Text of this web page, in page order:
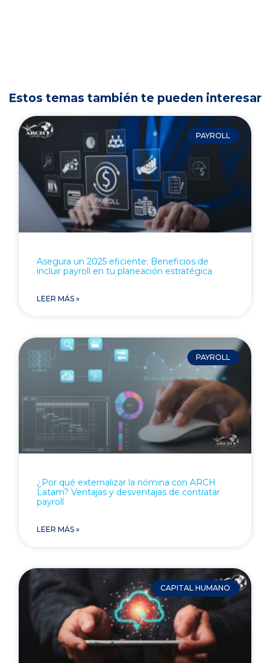
Estos temas también te pueden interesar
PAYROLL
Asegura un 2025 eficiente: Beneficios de
incluir payroll en tu planeación estratégica
LEER MÁS »
PAYROLL
¿Por qué externalizar la nómina con ARCH
Latam? Ventajas y desventajas de contratar
payroll
LEER MÁS »
CAPITAL HUMANO